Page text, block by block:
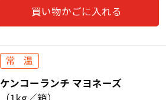
買い物かごに入れる
ケンコーランチ マヨネーズ